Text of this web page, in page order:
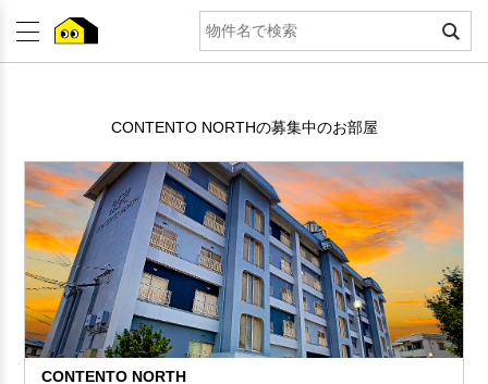
CONTENTO NORTHの募集中のお部屋
CONTENTO NORTH